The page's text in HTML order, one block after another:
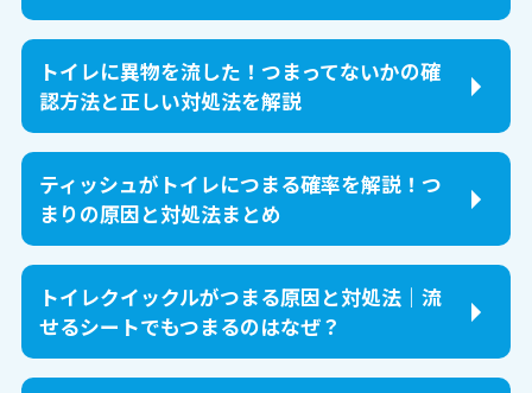
トイレに異物を流した！つまってないかの確
認方法と正しい対処法を解説
ティッシュがトイレにつまる確率を解説！つ
まりの原因と対処法まとめ
トイレクイックルがつまる原因と対処法｜流
せるシートでもつまるのはなぜ？